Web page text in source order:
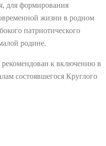
для формирования
жизни в родном
патриотического
родине.
к включению в
состоявшегося Круглого